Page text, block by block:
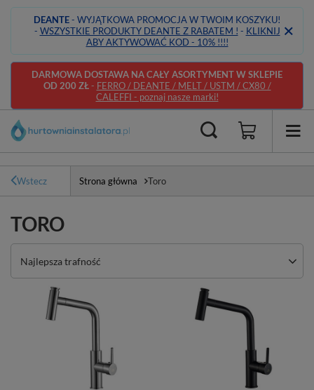
DEANTE- WYJĄTKOWA PROMOCJA W TWOIM KOSZYKU!
- WSZYSTKIE PRODUKTY DEANTE Z RABATEM ! - KLIKNIJ
ABY AKTYWOWAĆ KOD - 10% !!!!
DARMOWA DOSTAWA NA CAŁY ASORTYMENT W SKLEPIE
OD 200 ZŁ- FERRO / DEANTE / MELT / USTM / CX80 /
CALEFFI - poznaj nasze marki!
Wstecz Strona główna Toro
TORO
Zmień sortowanie
Najlepsza trafność